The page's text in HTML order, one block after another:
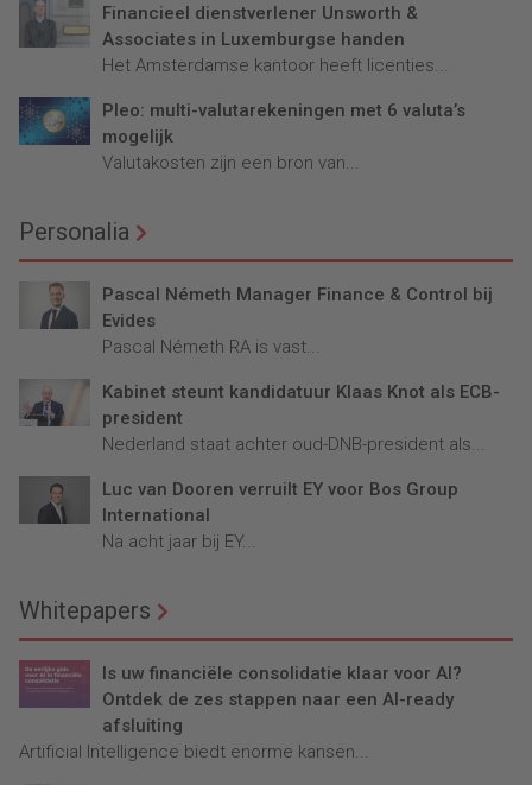
Financieel dienstverlener Unsworth &
Associates in Luxemburgse handen
Het Amsterdamse kantoor heeft licenties...
Pleo: multi-valutarekeningen met 6 valuta’s
mogelijk
Valutakosten zijn een bron van...
Personalia
Pascal Németh Manager Finance & Control bij
Evides
Pascal Németh RA is vast...
Kabinet steunt kandidatuur Klaas Knot als ECB-
president
Nederland staat achter oud-DNB-president als...
Luc van Dooren verruilt EY voor Bos Group
International
Na acht jaar bij EY...
Whitepapers
Is uw financiële consolidatie klaar voor AI?
Ontdek de zes stappen naar een AI-ready
afsluiting
Artificial Intelligence biedt enorme kansen...